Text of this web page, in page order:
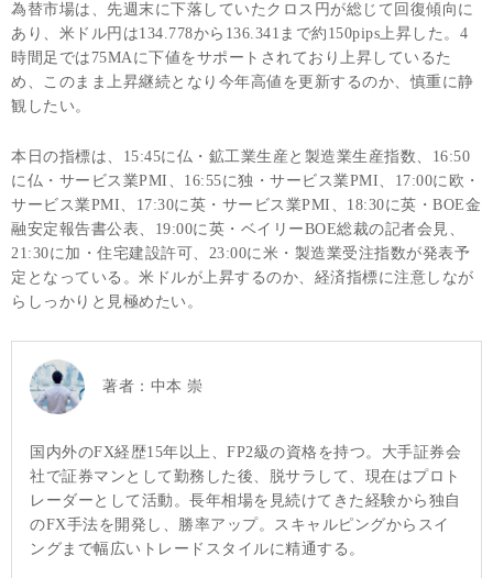
為替市場は、先週末に下落していたクロス円が総じて回復傾向に
あり、米ドル円は134.778から136.341まで約150pips上昇した。4
時間足では75MAに下値をサポートされており上昇しているた
め、このまま上昇継続となり今年高値を更新するのか、慎重に静
観したい。
本日の指標は、15:45に仏・鉱工業生産と製造業生産指数、16:50
に仏・サービス業PMI、16:55に独・サービス業PMI、17:00に欧・
サービス業PMI、17:30に英・サービス業PMI、18:30に英・BOE金
融安定報告書公表、19:00に英・ベイリーBOE総裁の記者会見、
21:30に加・住宅建設許可、23:00に米・製造業受注指数が発表予
定となっている。米ドルが上昇するのか、経済指標に注意しなが
らしっかりと見極めたい。
著者： 中本 崇
国内外のFX経歴15年以上、FP2級の資格を持つ。大手証券会
社で証券マンとして勤務した後、脱サラして、現在はプロト
レーダーとして活動。長年相場を見続けてきた経験から独自
のFX手法を開発し、勝率アップ。スキャルピングからスイ
ングまで幅広いトレードスタイルに精通する。